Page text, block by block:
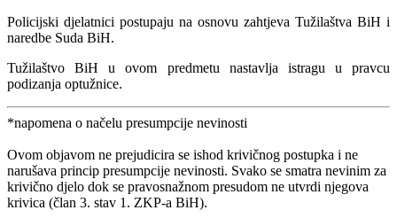
Policijski djelatnici postupaju na osnovu zahtjeva Tužilaštva BiH i
naredbe Suda BiH.
Tužilaštvo BiH u ovom predmetu nastavlja istragu u pravcu
podizanja optužnice.
*napomena o načelu presumpcije nevinosti
Ovom objavom ne prejudicira se ishod krivičnog postupka i ne
narušava princip presumpcije nevinosti. Svako se smatra nevinim za
krivično djelo dok se pravosnažnom presudom ne utvrdi njegova
krivica (član 3. stav 1. ZKP-a BiH).